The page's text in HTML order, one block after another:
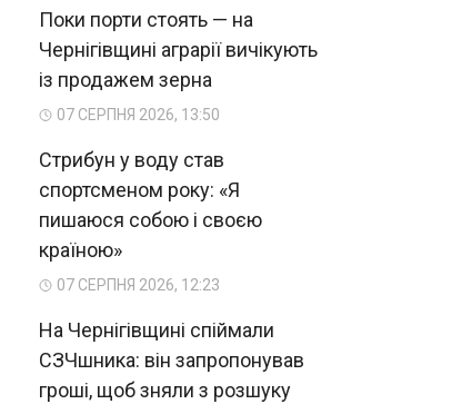
Поки порти стоять — на
Чернігівщині аграрії вичікують
із продажем зерна
07 СЕРПНЯ 2026, 13:50
Стрибун у воду став
спортсменом року: «Я
пишаюся собою і своєю
країною»
07 СЕРПНЯ 2026, 12:23
На Чернігівщині спіймали
СЗЧшника: він запропонував
гроші, щоб зняли з розшуку